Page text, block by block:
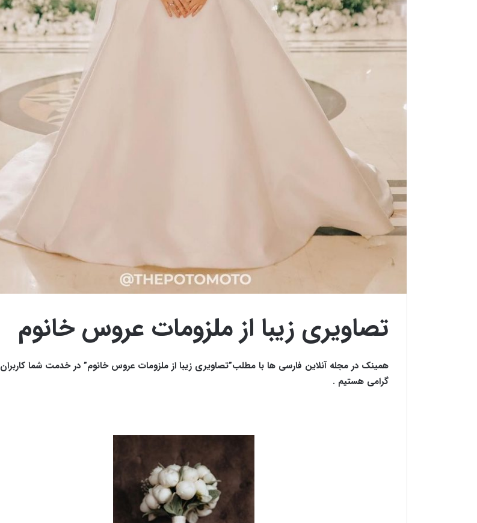
تصاویری زیبا از ملزومات عروس خانوم
همینک در مجله آنلاین فارسی ها با مطلب”تصاویری زیبا از ملزومات عروس خانوم” در خدمت شما کاربران
گرامی هستیم .